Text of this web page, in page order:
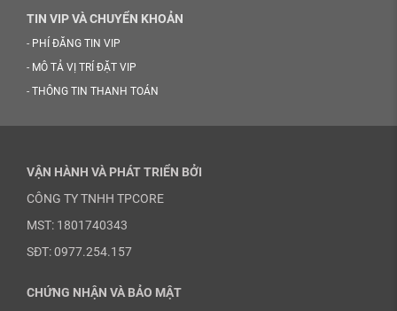
TIN VIP VÀ CHUYỂN KHOẢN
- PHÍ ĐĂNG TIN VIP
- MÔ TẢ VỊ TRÍ ĐẶT VIP
- THÔNG TIN THANH TOÁN
VẬN HÀNH VÀ PHÁT TRIỂN BỞI
CÔNG TY TNHH TPCORE
MST: 1801740343
SĐT: 0977.254.157
CHỨNG NHẬN VÀ BẢO MẬT